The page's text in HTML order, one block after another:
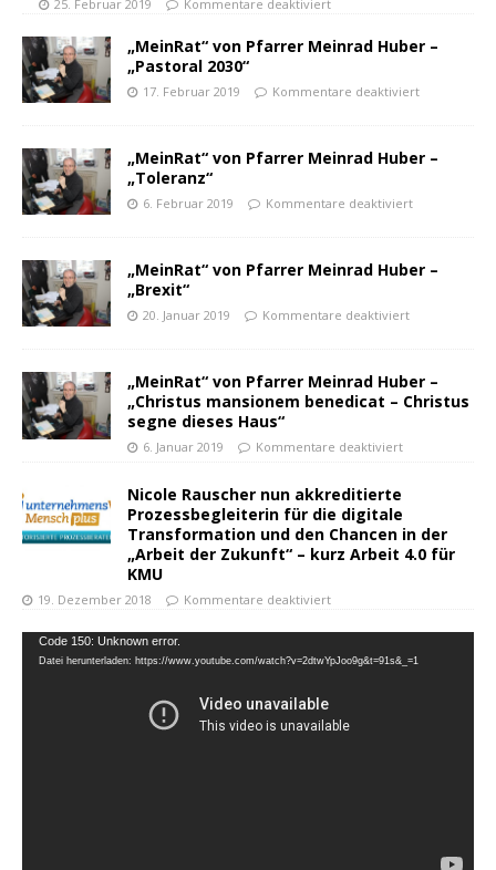
25. Februar 2019 Kommentare deaktiviert
„MeinRat“ von Pfarrer Meinrad Huber –
„Pastoral 2030“
17. Februar 2019 Kommentare deaktiviert
„MeinRat“ von Pfarrer Meinrad Huber –
„Toleranz“
6. Februar 2019 Kommentare deaktiviert
„MeinRat“ von Pfarrer Meinrad Huber –
„Brexit“
20. Januar 2019 Kommentare deaktiviert
„MeinRat“ von Pfarrer Meinrad Huber –
„Christus mansionem benedicat – Christus
segne dieses Haus“
6. Januar 2019 Kommentare deaktiviert
Nicole Rauscher nun akkreditierte
Prozessbegleiterin für die digitale
Transformation und den Chancen in der
„Arbeit der Zukunft“ – kurz Arbeit 4.0 für
KMU
19. Dezember 2018 Kommentare deaktiviert
Video-
Player
Code 150: Unknown error.
Datei herunterladen: https://www.youtube.com/watch?v=2dtwYpJoo9g&t=91s&_=1